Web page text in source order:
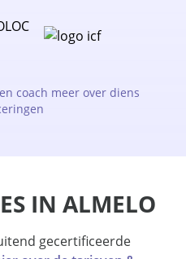
coach meer over diens
IN ALMELO
gecertificeerde